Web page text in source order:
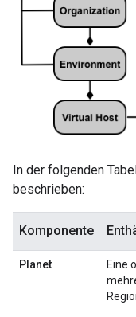
In der folgenden
beschrieben:
Komponente
Planet
Eine